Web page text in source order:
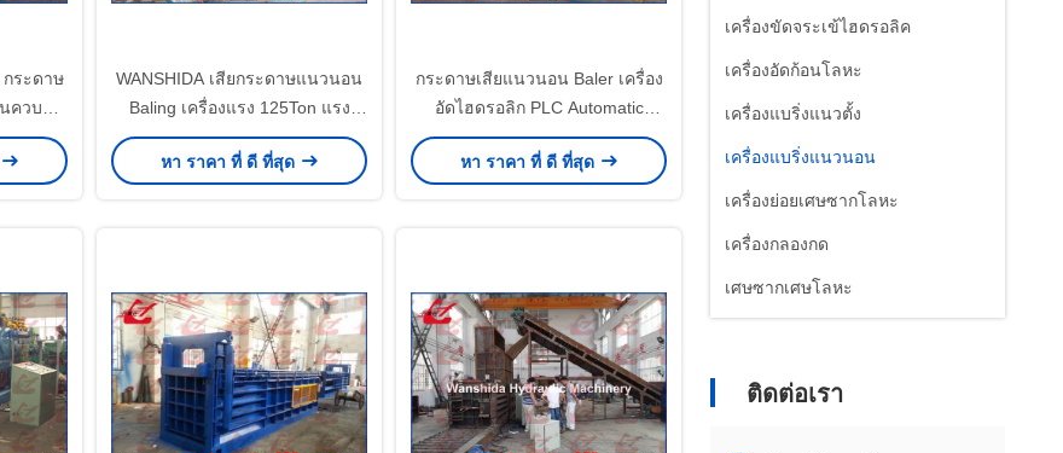
เครื่องขัดจระเข้ไฮดรอลิค
เครื่องอัดก้อนโลหะ
เครื่องแบริ่งแนวตั้ง
เครื่องแบริ่งแนวนอน
เครื่องย่อยเศษซากโลหะ
เครื่องกลองกด
เศษซากเศษโลหะ
ติดต่อเรา
กระดาษ
ควบคุม
WANSHIDA เสียกระดาษแนวนอน
Baling เครื่องแรง 125Ton แรง
37kW
หา ราคา ที่ ดี ที่สุด
กระดาษเสียแนวนอน Baler เครื่อง
อัดไฮดรอลิก PLC Automatic
Control
หา ราคา ที่ ดี ที่สุด